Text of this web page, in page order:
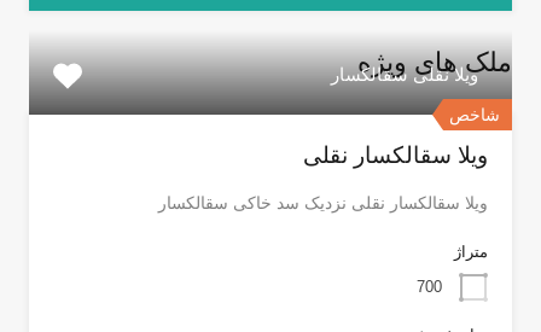
ملک های ویژه
شاخص
ویلا نقلی سقالکسار
ویلا سقالکسار نقلی
ویلا سقالکسار نقلی نزدیک سد خاکی سقالکسار
متراژ
700